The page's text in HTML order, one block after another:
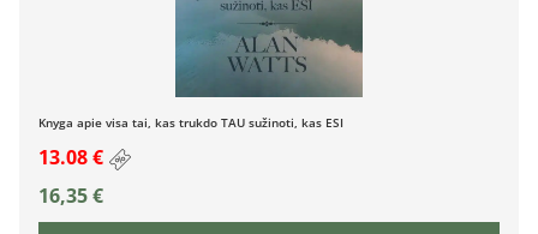
Knyga apie visa tai, kas trukdo TAU sužinoti, kas ESI
13.08 €
16,35€